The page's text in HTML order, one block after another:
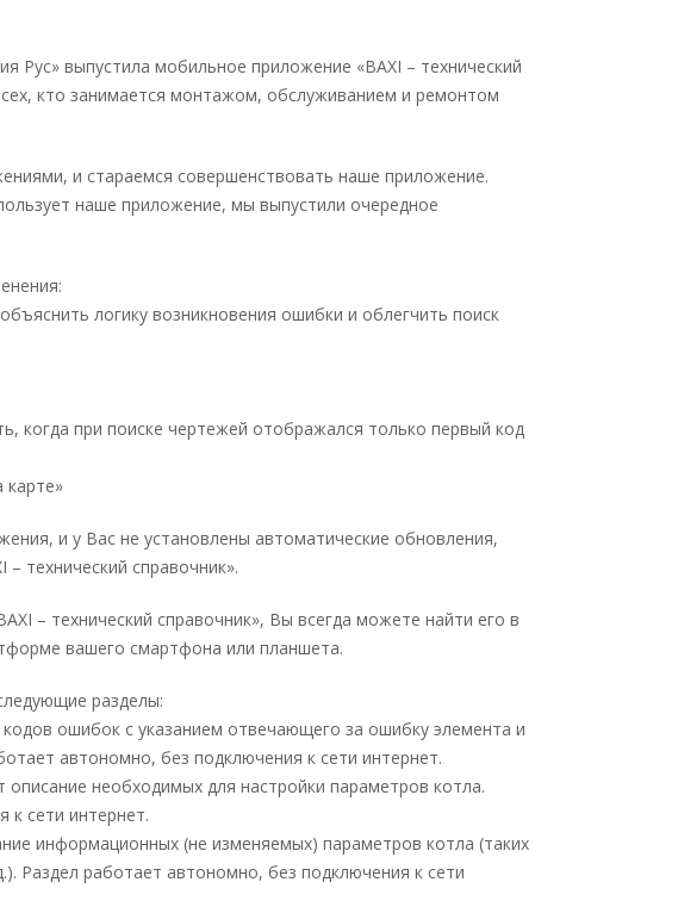
выпустила мобильное приложение «BAXI – технический
кто занимается монтажом, обслуживанием и ремонтом
и стараемся совершенствовать наше приложение.
наше приложение, мы выпустили очередное
логику возникновения ошибки и облегчить поиск
когда при поиске чертежей отображался только первый код
карте»
и у Вас не установлены автоматические обновления,
технический справочник».
– технический справочник», Вы всегда можете найти его в
вашего смартфона или планшета.
разделы:
ошибок с указанием отвечающего за ошибку элемента и
автономно, без подключения к сети интернет.
описание необходимых для настройки параметров котла.
к сети интернет.
информационных (не изменяемых) параметров котла (таких
Раздел работает автономно, без подключения к сети